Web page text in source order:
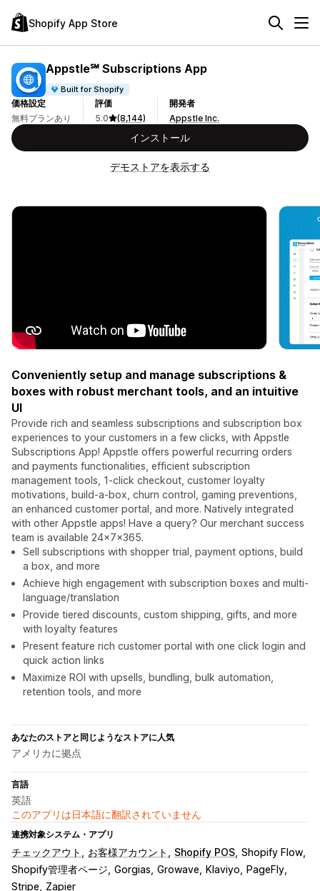
Shopify App Store
Appstle℠ Subscriptions App
Built for Shopify
価格設定
無料プランあり
評価
5.0
(8,144)
開発者
Appstle Inc.
インストール
デモストアを表示する
Conveniently setup and manage subscriptions &
boxes with robust merchant tools, and an intuitive
UI
Provide rich and seamless subscriptions and subscription box
experiences to your customers in a few clicks, with Appstle
Subscriptions App! Appstle offers powerful recurring orders
and payments functionalities, efficient subscription
management tools, 1-click checkout, customer loyalty
motivations, build-a-box, churn control, gaming preventions,
an enhanced customer portal, and more. Natively integrated
with other Appstle apps! Have a query? Our merchant success
team is available 24x7x365.
Sell subscriptions with shopper trial, payment options, build
a box, and more
Achieve high engagement with subscription boxes and multi-
language/translation
Provide tiered discounts, custom shipping, gifts, and more
with loyalty features
Present feature rich customer portal with one click login and
quick action links
Maximize ROI with upsells, bundling, bulk automation,
retention tools, and more
あなたのストアと同じようなストアに人気
アメリカに拠点
言語
英語
このアプリは日本語に翻訳されていません
連携対象システム・アプリ
チェックアウト お客様アカウント Shopify POS Shopify Flow
Shopify管理者ページ Gorgias Growave Klaviyo
PageFly
Stripe
Zapier